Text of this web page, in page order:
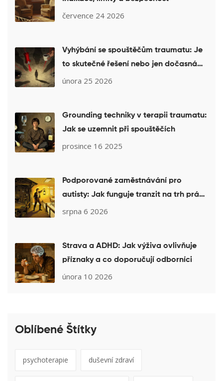
července 24 2026
Vyhýbání se spouštěčům traumatu: Je
to skutečné řešení nebo jen dočasná
past?
února 25 2026
Grounding techniky v terapii traumatu:
Jak se uzemnit při spouštěčích
prosince 16 2025
Podporované zaměstnávání pro
autisty: Jak funguje tranzit na trh práce
v ČR
srpna 6 2026
Strava a ADHD: Jak výživa ovlivňuje
příznaky a co doporučují odborníci
února 10 2026
Oblíbené Štítky
psychoterapie duševní zdraví